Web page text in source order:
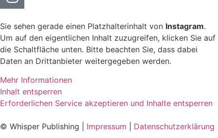
Sie sehen gerade einen Platzhalterinhalt von Instagram.
Um auf den eigentlichen Inhalt zuzugreifen, klicken Sie auf
die Schaltfläche unten. Bitte beachten Sie, dass dabei
Daten an Drittanbieter weitergegeben werden.
Mehr Informationen
Inhalt entsperren
Erforderlichen Service akzeptieren und Inhalte entsperren
© Whisper Publishing | Impressum Datenschutzerklärung